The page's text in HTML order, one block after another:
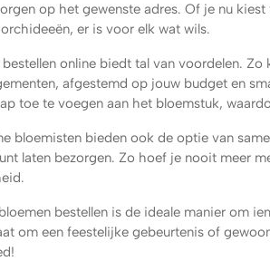
op het gewenste adres. Of je nu
er is voor elk wat wils.
bestellen online biedt tal van voordelen.
afgestemd op jouw budget en
toe te voegen aan het bloemstuk,
bloemisten bieden ook de optie van
laten bezorgen. Zo hoef je nooit meer
bestellen is de ideale manier om
om een feestelijke gebeurtenis of